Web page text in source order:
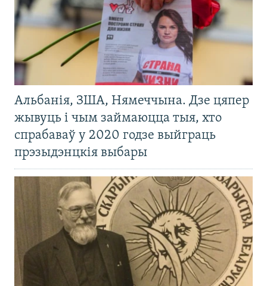
Альбанія, ЗША, Нямеччына. Дзе цяпер
жывуць і чым займаюцца тыя, хто
спрабаваў у 2020 годзе выйграць
прэзыдэнцкія выбары